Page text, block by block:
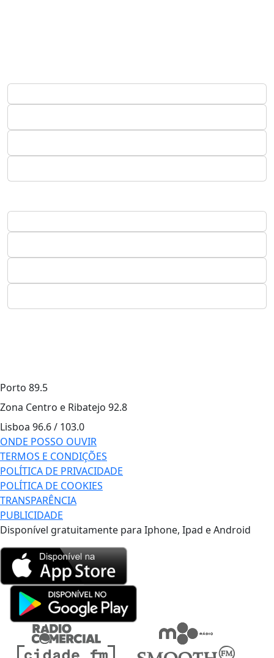
Porto 89.5
Zona Centro e Ribatejo 92.8
Lisboa 96.6 / 103.0
ONDE POSSO OUVIR
TERMOS E CONDIÇÕES
POLÍTICA DE PRIVACIDADE
POLÍTICA DE COOKIES
TRANSPARÊNCIA
PUBLICIDADE
Disponível gratuitamente para Iphone, Ipad e Android